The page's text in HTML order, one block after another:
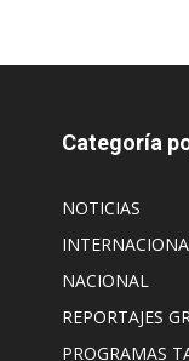
Categoría
NOTICIAS
NACIONAL
REPORTAJES
PROGRAMAS